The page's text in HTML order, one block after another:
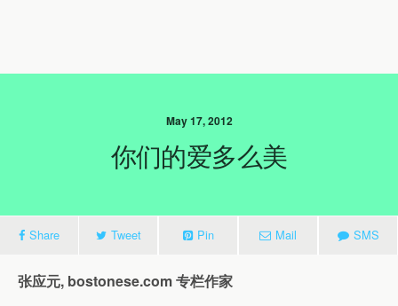
May 17, 2012
你们的爱多么美
Share Tweet Pin Mail SMS
张应元, bostonese.com 专栏作家